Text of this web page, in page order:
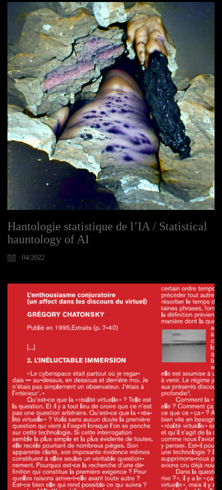
Hantologie statistique de l’IA / Statistical
hauntology of AI
04/2022